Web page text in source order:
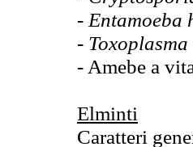
- Entamoeba
-
- Amebe a
Elminti
Caratteri